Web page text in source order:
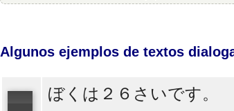
Algunos ejemplos de textos
ぼくは２６さいです。